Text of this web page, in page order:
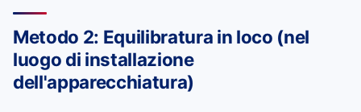
Metodo 2: Equilibratura in loco (nel
luogo di installazione
dell'apparecchiatura)